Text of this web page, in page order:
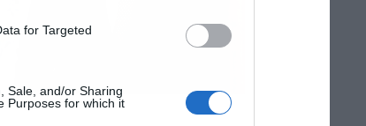
for Targeted
Sale, and/or Sharing
Purposes for which it